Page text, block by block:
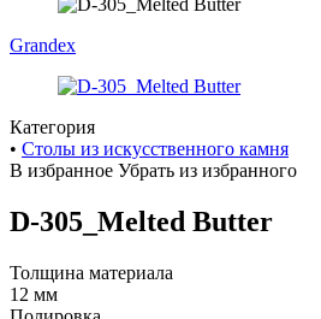
Grandex
Категория
• Cтолы из искусственного камня
В избранное Убрать из избранного
D-305_Melted Butter
Толщина материала
12 мм